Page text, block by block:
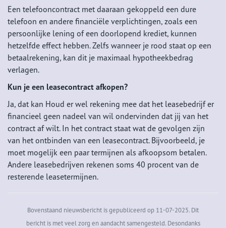
Een telefooncontract met daaraan gekoppeld een dure
telefoon en andere financiële verplichtingen, zoals een
persoonlijke lening of een doorlopend krediet, kunnen
hetzelfde effect hebben. Zelfs wanneer je rood staat op een
betaalrekening, kan dit je maximaal hypotheekbedrag
verlagen.
Kun je een leasecontract afkopen?
Ja, dat kan Houd er wel rekening mee dat het leasebedrijf er
financieel geen nadeel van wil ondervinden dat jij van het
contract af wilt. In het contract staat wat de gevolgen zijn
van het ontbinden van een leasecontract. Bijvoorbeeld, je
moet mogelijk een paar termijnen als afkoopsom betalen.
Andere leasebedrijven rekenen soms 40 procent van de
resterende leasetermijnen.
Bovenstaand nieuwsbericht is gepubliceerd op 11-07-2025. Dit
bericht is met veel zorg en aandacht samengesteld. Desondanks